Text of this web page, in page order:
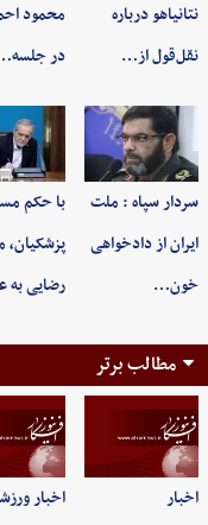
نتانیاهو درباره
نقل‌قول از…
محمود
در
سردار سپاه : ملت
ایران از دادخواهی
خون…
با حکم
رضایی به
مطالب برتر
اخبار اخبار